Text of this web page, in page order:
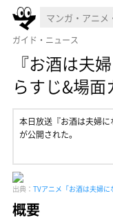
ガイド・ニュース
『お酒は夫
らすじ&場
本日放送『お酒は夫婦
が公開された。
出典： TVアニメ「お酒は夫婦
概要